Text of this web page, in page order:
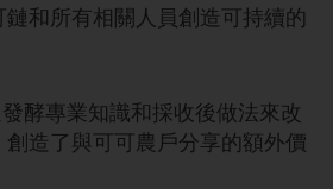
和所有相關人員創造可持續的
酵專業知識和採收後做法來改
造了與可可農戶分享的額外價